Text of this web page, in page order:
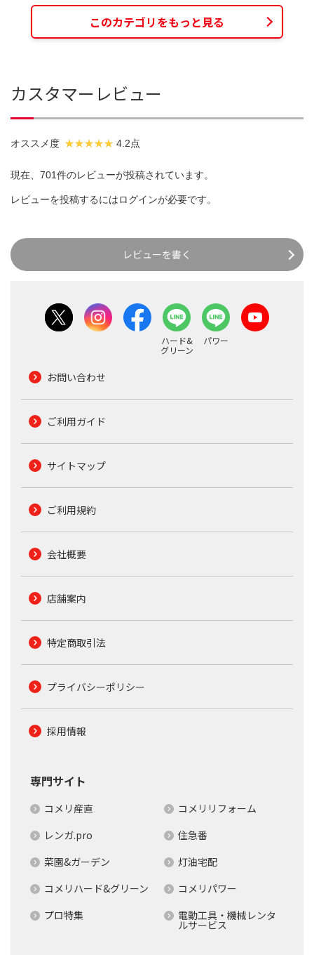
このカテゴリをもっと見る
カスタマーレビュー
オススメ度 4.2点
現在、701件のレビューが投稿されています。
レビューを投稿するにはログインが必要です。
レビューを書く
ハード&
グリーン
パワー
お問い合わせ
ご利用ガイド
サイトマップ
ご利用規約
会社概要
店舗案内
特定商取引法
プライバシーポリシー
採用情報
専門サイト
コメリ産直
コメリリフォーム
レンガ.pro
住急番
菜園&ガーデン
灯油宅配
コメリハード&グリーン
コメリパワー
プロ特集
電動工具・機械レンタ
ルサービス